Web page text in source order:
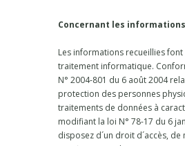
Concernant les
Les informations recueillies font
traitement informatique.
N° 2004-801 du 6 août 2004
protection des personnes
traitements de données à
modifiant la loi N° 78-17 du 6
disposez d´un droit d´accès,